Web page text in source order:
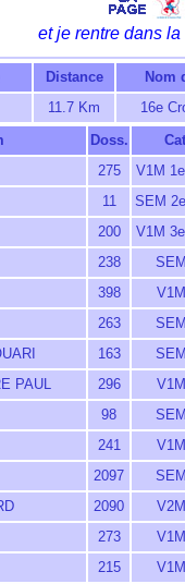
et je rentre dans la
Distance Nom
11.7 Km 16e
Doss.
275 V1M
11 SEM
200 V1M
238
398
263
163
PAUL 296
98
241
2097
2090
273
215